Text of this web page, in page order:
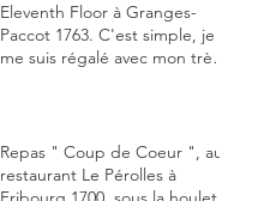
Eleventh Floor à Granges-
Paccot 1763. C'est simple, je
me suis régalé avec mon très
10.
Repas " Coup de Coeur ", au
restaurant Le Pérolles à